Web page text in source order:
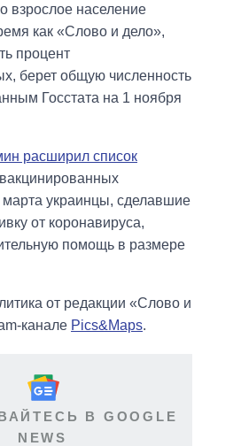
взрослое население
как «Слово и дело»,
процент
берет общую численность
Госстата на 1 ноября
расширил список
украинцы, сделавшие
от коронавируса,
помощь в размере
от редакции «Слово и
канале Pics&Maps.
В GOOGLE
NEWS